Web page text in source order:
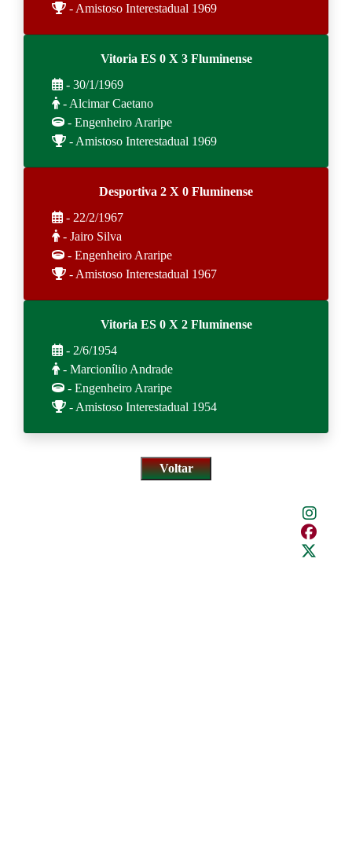
- Amistoso Interestadual 1969
Vitoria ES 0 X 3 Fluminense
- 30/1/1969
- Alcimar Caetano
- Engenheiro Araripe
- Amistoso Interestadual 1969
Desportiva 2 X 0 Fluminense
- 22/2/1967
- Jairo Silva
- Engenheiro Araripe
- Amistoso Interestadual 1967
Vitoria ES 0 X 2 Fluminense
- 2/6/1954
- Marcionílio Andrade
- Engenheiro Araripe
- Amistoso Interestadual 1954